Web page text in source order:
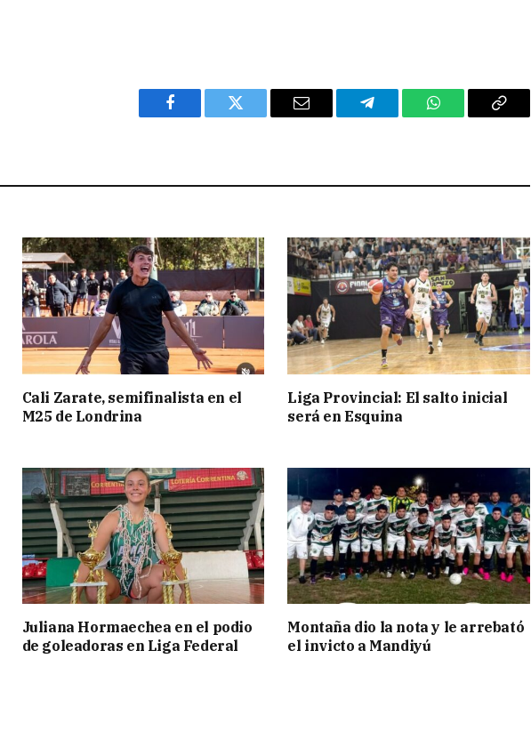
Facebook Twitter Email Telegram WhatsAppCopy
Cali Zarate, semifinalista en el
M25 de Londrina
Liga Provincial: El salto inicial
será en Esquina
Juliana Hormaechea en el podio
de goleadoras en Liga Federal
Montaña dio la nota y le arrebató
el invicto a Mandiyú